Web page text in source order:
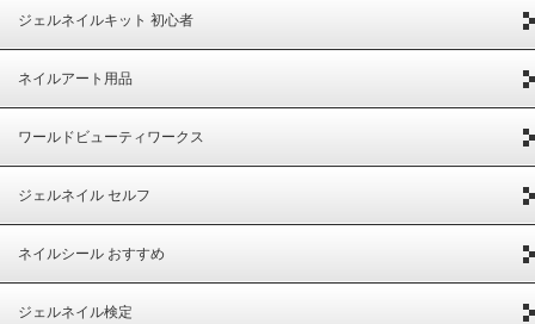
ジェルネイルキット 初心者
ネイルアート用品
ワールドビューティワークス
ジェルネイル セルフ
ネイルシール おすすめ
ジェルネイル検定